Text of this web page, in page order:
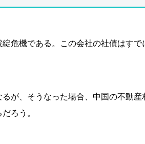
危機である。この会社の社債はすで
が、そうなった場合、中国の不動産
ろう。